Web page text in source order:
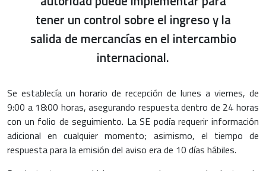
tener un control sobre el ingreso y la
salida de mercancías en el intercambio
internacional.
Se establecía un horario de recepción de lunes a viernes, de
9:00 a 18:00 horas, asegurando respuesta dentro de 24 horas
con un folio de seguimiento. La SE podía requerir información
adicional en cualquier momento; asimismo, el tiempo de
respuesta para la emisión del aviso era de 10 días hábiles.